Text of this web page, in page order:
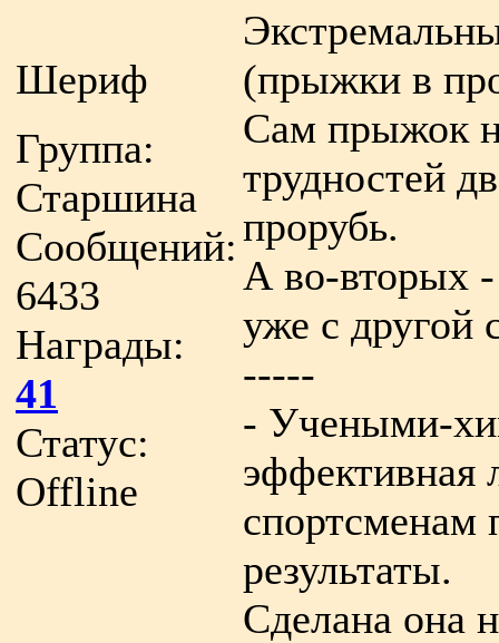
Шериф
Группа:
Старшина
Сообщений:
6433
Награды:
41
Статус:
Offline
(прыжки в
Сам прыжок
трудностей
прорубь.
А во-вторых -
уже с другой
-----
- Учеными-
эффективная
спортсменам
результаты.
Сделана она